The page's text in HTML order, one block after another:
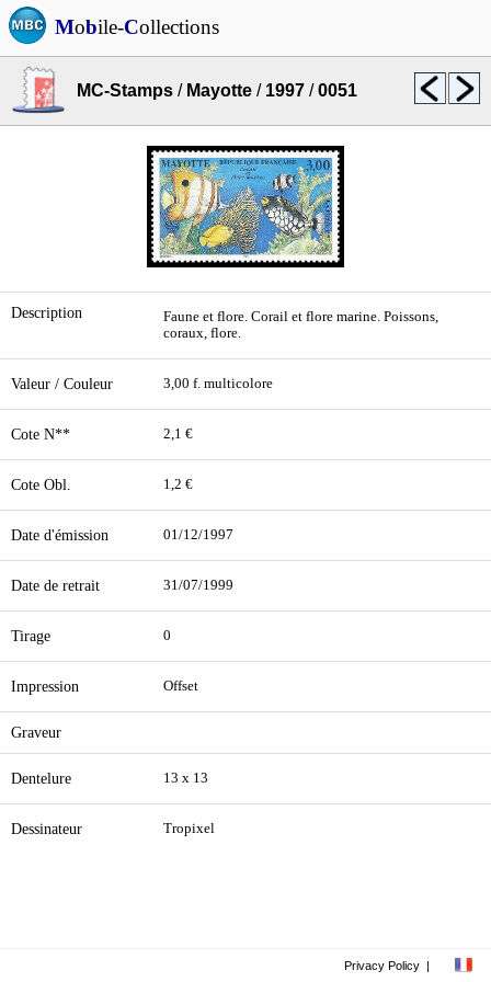
Mobile-Collections
MC-Stamps / Mayotte / 1997 /0051
Description
Faune et flore. Corail et flore marine. Poissons,
coraux, flore.
Valeur / Couleur 3,00 f. multicolore
Cote N** 2,1 €
Cote Obl. 1,2 €
Date d'émission 01/12/1997
Date de retrait 31/07/1999
Tirage 0
Impression Offset
Graveur
Dentelure 13 x 13
Dessinateur Tropixel
Privacy Policy |